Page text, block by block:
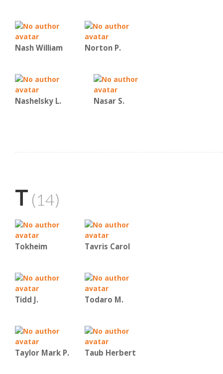
Nash William Norton P.
Nashelsky L. Nasar S.
T (14)
Tokheim Tavris Carol
Tidd J. Todaro M.
Taylor Mark P. Taub Herbert